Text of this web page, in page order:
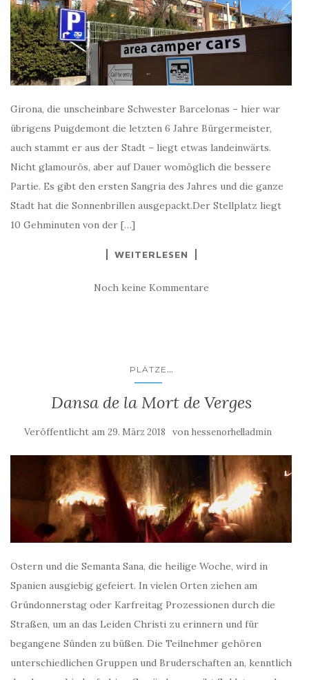
Girona, die unscheinbare Schwester Barcelonas – hier war
übrigens Puigdemont die letzten 6 Jahre Bürgermeister,
auch stammt er aus der Stadt – liegt etwas landeinwärts.
Nicht glamourös, aber auf Dauer womöglich die bessere
Partie. Es gibt den ersten Sangria des Jahres und die ganze
Stadt hat die Sonnenbrillen ausgepackt.Der Stellplatz liegt
10 Gehminuten von der […]
WEITERLESEN
Noch keine Kommentare
PLÄTZE ...
Dansa de la Mort de Verges
Veröffentlicht am 29. März 2018 von hessenorhelladmin
Ostern und die Semanta Sana, die heilige Woche, wird in
Spanien ausgiebig gefeiert. In vielen Orten ziehen am
Gründonnerstag oder Karfreitag Prozessionen durch die
Straßen, um an das Leiden Christi zu erinnern und für
begangene Sünden zu büßen. Die Teilnehmer gehören
unterschiedlichen Gruppen und Bruderschaften an, kenntlich